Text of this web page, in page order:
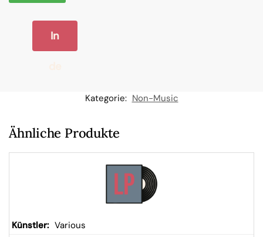
In
W
kor
Kategorie: Non-Music
Ähnliche Produkte
Various